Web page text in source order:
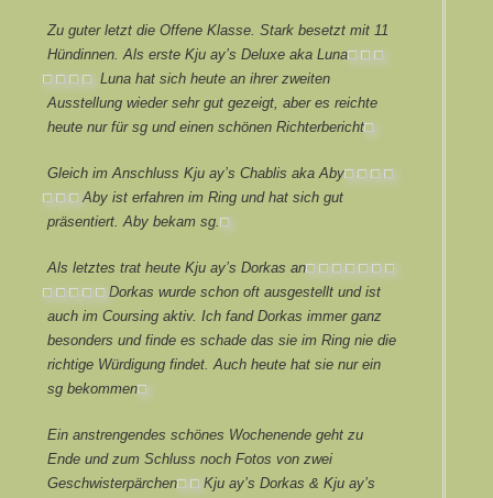
Zu guter letzt die Offene Klasse. Stark besetzt mit 11
Hündinnen. Als erste Kju ay’s Deluxe aka Luna
Luna hat sich heute an ihrer zweiten
Ausstellung wieder sehr gut gezeigt, aber es reichte
heute nur für sg und einen schönen Richterbericht.
Gleich im Anschluss Kju ay’s Chablis aka Aby
Aby ist erfahren im Ring und hat sich gut
präsentiert. Aby bekam sg.
Als letztes trat heute Kju ay’s Dorkas an.
Dorkas wurde schon oft ausgestellt und ist
auch im Coursing aktiv. Ich fand Dorkas immer ganz
besonders und finde es schade das sie im Ring nie die
richtige Würdigung findet. Auch heute hat sie nur ein
sg bekommen.
Ein anstrengendes schönes Wochenende geht zu
Ende und zum Schluss noch Fotos von zwei
Geschwisterpärchen.
Kju ay’s Dorkas & Kju ay’s